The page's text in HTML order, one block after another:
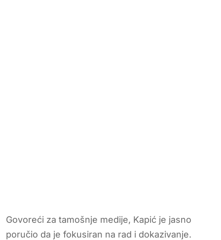
Govoreći za tamošnje medije, Kapić je jasno
poručio da je fokusiran na rad i dokazivanje.